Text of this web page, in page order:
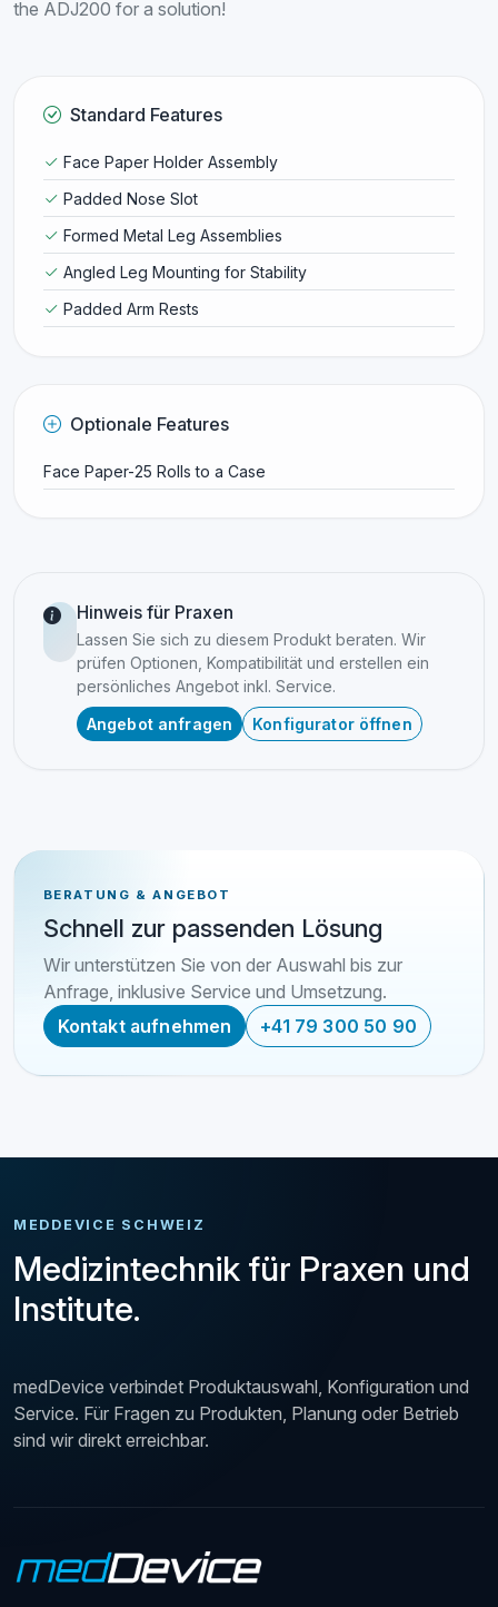
the ADJ200 for a solution!
Standard Features
Face Paper Holder Assembly
Padded Nose Slot
Formed Metal Leg Assemblies
Angled Leg Mounting for Stability
Padded Arm Rests
Optionale Features
Face Paper-25 Rolls to a Case
Hinweis für Praxen
Lassen Sie sich zu diesem Produkt beraten. Wir
prüfen Optionen, Kompatibilität und erstellen ein
persönliches Angebot inkl. Service.
Angebot anfragen
Konfigurator öffnen
BERATUNG & ANGEBOT
Schnell zur passenden Lösung
Wir unterstützen Sie von der Auswahl bis zur
Anfrage, inklusive Service und Umsetzung.
Kontakt aufnehmen
+41 79 300 50 90
MEDDEVICE SCHWEIZ
Medizintechnik für Praxen und
Institute.
medDevice verbindet Produktauswahl, Konfiguration und
Service. Für Fragen zu Produkten, Planung oder Betrieb
sind wir direkt erreichbar.